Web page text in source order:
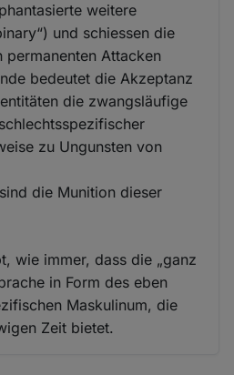
weitere
und schiessen die
permanenten Attacken
bedeutet die Akzeptanz
die zwangsläufige
zu Ungunsten von
die Munition dieser
wie immer, dass die „ganz
in Form des eben
Maskulinum, die
Zeit bietet.